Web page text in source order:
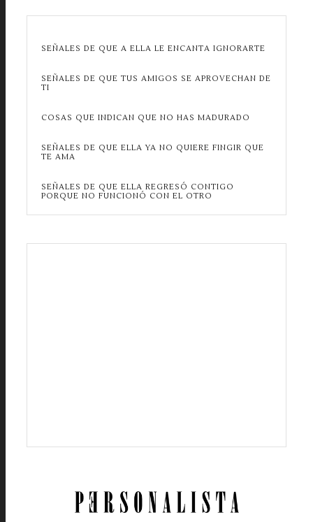
SEÑALES DE QUE A ELLA LE ENCANTA IGNORARTE
SEÑALES DE QUE TUS AMIGOS SE APROVECHAN DE
TI
COSAS QUE INDICAN QUE NO HAS MADURADO
SEÑALES DE QUE ELLA YA NO QUIERE FINGIR QUE
TE AMA
SEÑALES DE QUE ELLA REGRESÓ CONTIGO
PORQUE NO FUNCIONÓ CON EL OTRO